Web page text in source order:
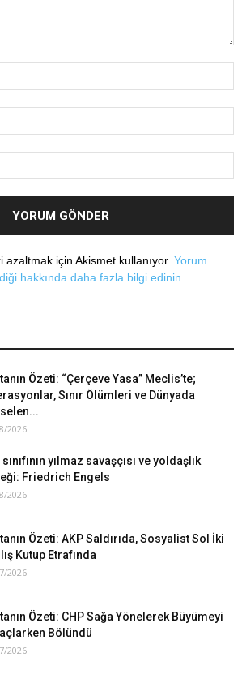
için Akismet kullanıyor. Yorum
hakkında daha fazla bilgi edinin
Özeti: “Çerçeve Yasa” Meclis’te;
Sınır Ölümleri ve Dünyada
2026
yılmaz savaşçısı ve yoldaşlık
Friedrich Engels
2026
Özeti: AKP Saldırıda, Sosyalist Sol İki
Kutup Etrafında
2026
Özeti: CHP Sağa Yönelerek Büyümeyi
Bölündü
2026